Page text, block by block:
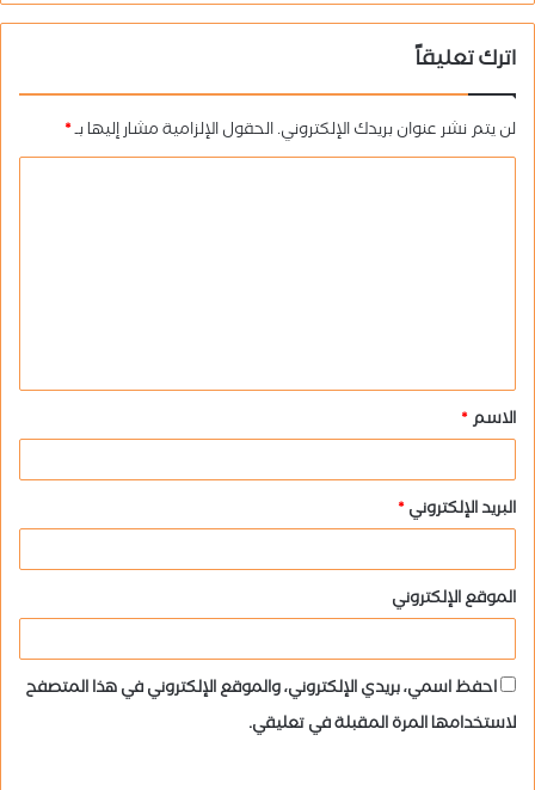
اترك تعليقاً
لن يتم نشر عنوان بريدك الإلكتروني.الحقول الإلزامية مشار إليها بـ*
ق
*
الاسم*
البريد الإلكتروني*
الموقع الإلكتروني
احفظ اسمي، بريدي الإلكتروني، والموقع الإلكتروني في هذا المتصفح
لاستخدامها المرة المقبلة في تعليقي.